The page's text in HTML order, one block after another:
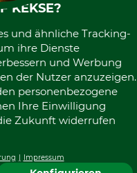
KEKSE?
und ähnliche Tracking-
ihre Dienste
und Werbung
der Nutzer anzuzeigen.
personenbezogene
Ihre Einwilligung
Zukunft widerrufen
Impressum